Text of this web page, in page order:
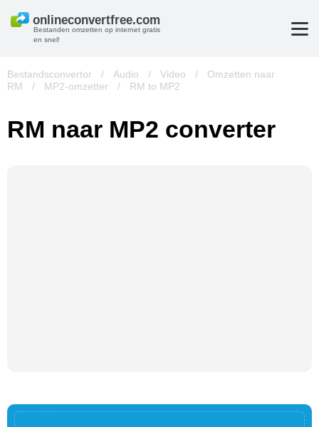
Bestanden omzetten op internet gratis
en snel!
Bestandsconvertor / Audio / Video /
Omzetten naar
RM
/ MP2-omzetter / RM to MP2
RM naar MP2 converter